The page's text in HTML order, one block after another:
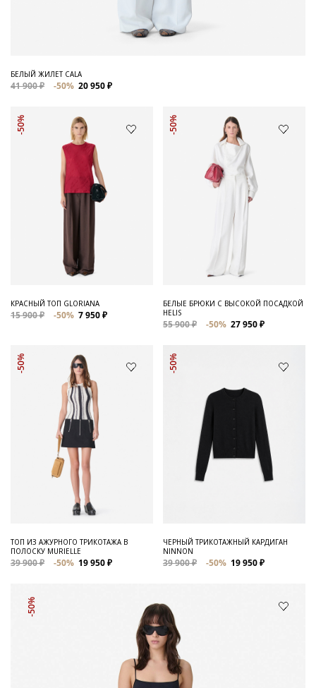
БЕЛЫЙ ЖИЛЕТ CALA
41 900 ₽ -50% 20 950 ₽
-50%
КРАСНЫЙ ТОП GLORIANA
15 900 ₽ -50% 7 950 ₽
-50%
БЕЛЫЕ БРЮКИ С ВЫСОКОЙ ПОСАДКОЙ
HELIS
55 900 ₽ -50% 27 950 ₽
-50%
ТОП ИЗ АЖУРНОГО ТРИКОТАЖА В
ПОЛОСКУ MURIELLE
39 900 ₽ -50% 19 950 ₽
-50%
ЧЕРНЫЙ ТРИКОТАЖНЫЙ КАРДИГАН
NINNON
39 900 ₽ -50% 19 950 ₽
-50%